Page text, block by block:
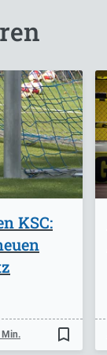
KSC:
Min. bookmark_border